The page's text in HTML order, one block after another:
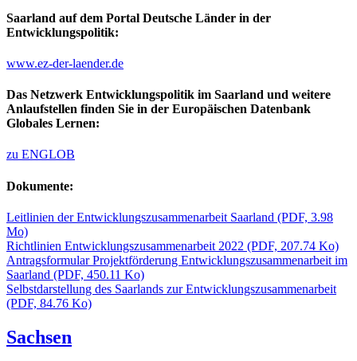
Saarland auf dem Portal Deutsche Länder in der
Entwicklungspolitik:
www.ez-der-laender.de
Das Netzwerk Entwicklungspolitik im Saarland und weitere
Anlaufstellen finden Sie in der Europäischen Datenbank
Globales Lernen:
zu ENGLOB
Dokumente:
Leitlinien der Entwicklungszusammenarbeit Saarland (PDF, 3.98
Mo)
Richtlinien Entwicklungszusammenarbeit 2022 (PDF, 207.74 Ko)
Antragsformular Projektförderung Entwicklungszusammenarbeit im
Saarland (PDF, 450.11 Ko)
Selbstdarstellung des Saarlands zur Entwicklungszusammenarbeit
(PDF, 84.76 Ko)
Sachsen